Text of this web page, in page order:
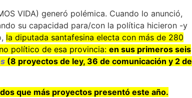
VIDA) generó polémica. Cuando lo anunció,
su capacidad para/con la política hicieron -y
la diputada santafesina electa con más de 280
político de esa provincia: en sus primeros seis
(8 proyectos de ley, 36 de comunicación y 2 de
que más proyectos presentó este año.